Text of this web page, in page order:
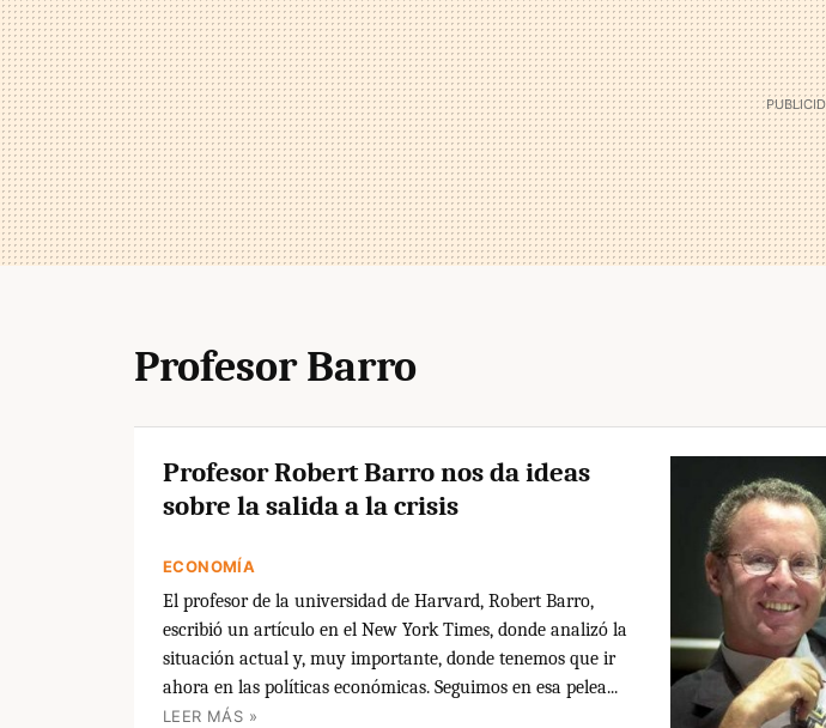
Profesor Barro
Profesor Robert Barro nos da ideas
sobre la salida a la crisis
ECONOMÍA
El profesor de la universidad de Harvard, Robert Barro,
escribió un artículo en el New York Times, donde analizó la
situación actual y, muy importante, donde tenemos que ir
ahora en las políticas económicas. Seguimos en esa pelea...
LEER MÁS »